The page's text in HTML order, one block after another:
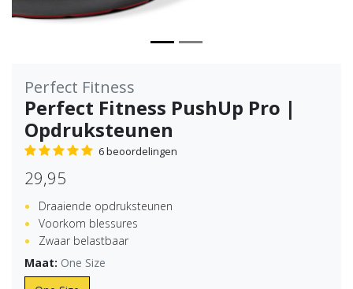
Perfect Fitness
Perfect Fitness PushUp Pro |
Opdruksteunen
6 beoordelingen
29,95
Draaiende opdruksteunen
Voorkom blessures
Zwaar belastbaar
Maat: One Size